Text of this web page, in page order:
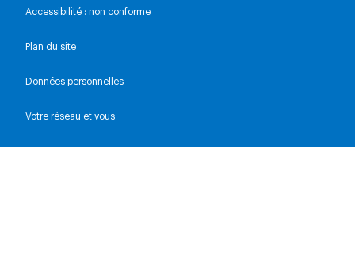
Accessibilité : non conforme
Plan du site
Données personnelles
Votre réseau et vous